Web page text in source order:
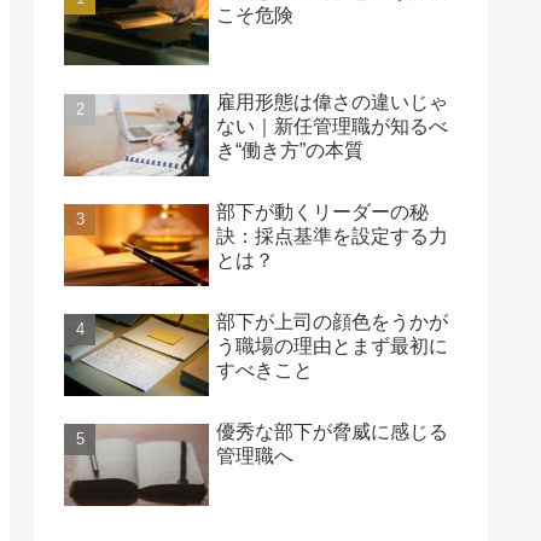
こそ危険
雇用形態は偉さの違いじゃ
ない｜新任管理職が知るべ
き“働き方”の本質
部下が動くリーダーの秘
訣：採点基準を設定する力
とは？
部下が上司の顔色をうかが
う職場の理由とまず最初に
すべきこと
優秀な部下が脅威に感じる
管理職へ